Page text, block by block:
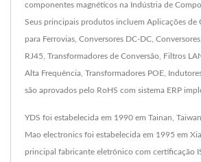
componentes magnéticos na Indústria de
Seus principais produtos incluem Aplicações de
para Ferrovias, Conversores DC-DC,
RJ45, Transformadores de Conversão, Filtros
Alta Frequência, Transformadores POE,
são aprovados pelo RoHS com sistema ERP
YDS foi estabelecida em 1990 em Tainan,
Mao electronics foi estabelecida em 1995 em
principal fabricante eletrônico com certificação